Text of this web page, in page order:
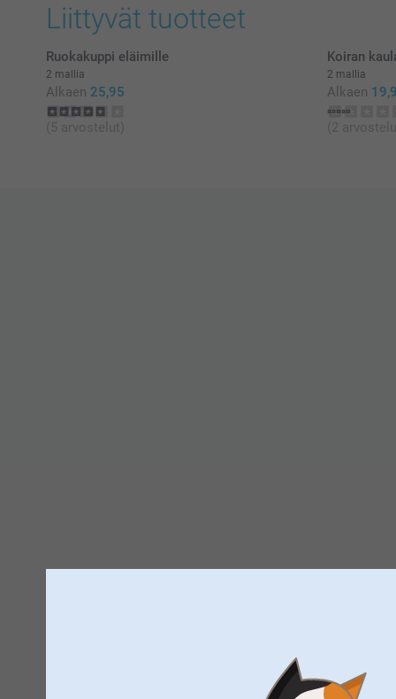
Liittyvät tuotteet
Ruokakuppi eläimille
2 mallia
Alkaen 25,95
(5 arvostelut)
Koiran
2 mallia
Alkaen
(2